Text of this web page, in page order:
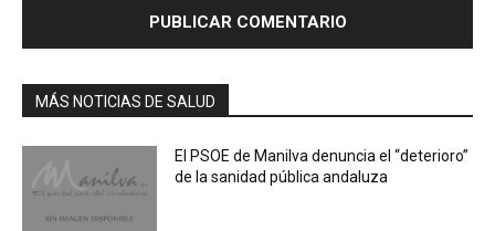
MÁS NOTICIAS DE SALUD
El PSOE de Manilva denuncia el “deterioro”
de la sanidad pública andaluza